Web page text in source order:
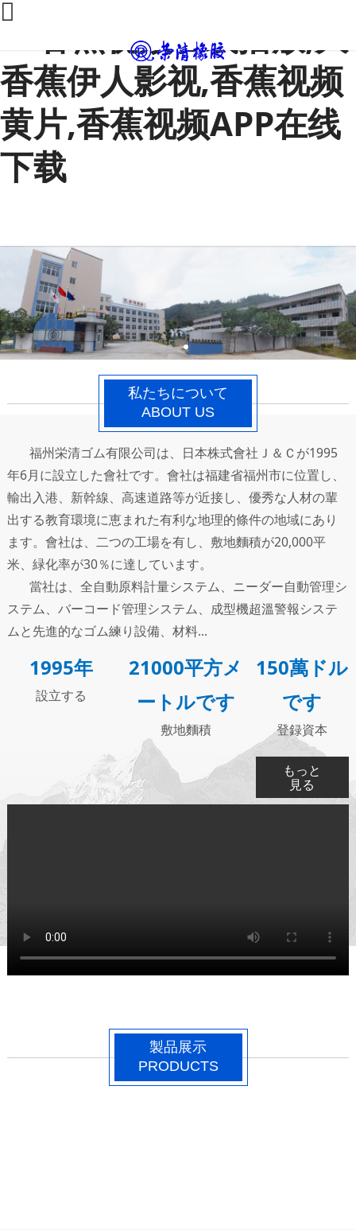
91香蕉视频在线播放,大
香蕉伊人影视,香蕉视频
黄片,香蕉视频APP在线
下载
私たちについて
ABOUT US
福州栄清ゴム有限公司は、日本株式會社Ｊ＆Ｃが1995
年6月に設立した會社です。會社は福建省福州市に位置し、
輸出入港、新幹線、高速道路等が近接し、優秀な人材の輩
出する教育環境に恵まれた有利な地理的條件の地域にあり
ます。會社は、二つの工場を有し、敷地麵積が20,000平
米、緑化率が30％に達しています。
當社は、全自動原料計量システム、ニーダー自動管理シ
ステム、バーコード管理システム、成型機超溫警報システ
ムと先進的なゴム練り設備、材料...
1995年
設立する
21000平方メ
ートルです
敷地麵積
150萬ドル
です
登録資本
もっと
見る
製品展示
PRODUCTS